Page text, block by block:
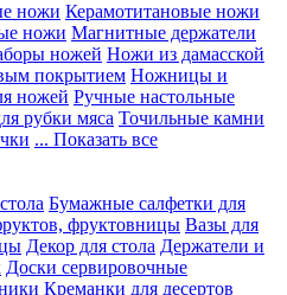
ножи Керамотитановые ножи
ножи Магнитные держатели
ножей Ножи из дамасской
покрытием Ножницы и
ножей Ручные настольные
рубки мяса Точильные камни
... Показать все
Бумажные салфетки для
фруктовницы Вазы для
Декор для стола Держатели и
Доски сервировочные
Креманки для десертов